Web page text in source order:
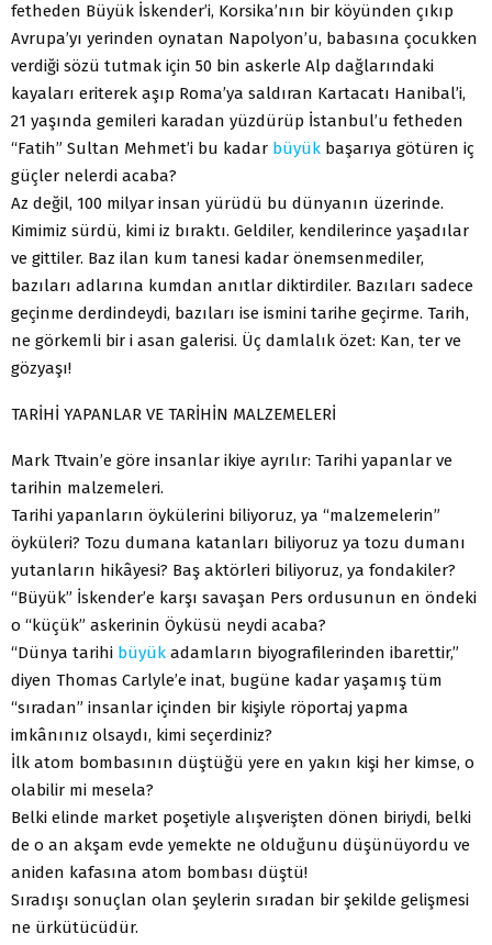
fetheden Büyük İskender’i, Korsika’nın bir köyünden çıkıp
Avrupa’yı yerinden oynatan Napolyon’u, babasına çocukken
verdiği sözü tutmak için 50 bin askerle Alp dağlarındaki
kayaları eriterek aşıp Roma’ya saldıran Kartacatı Hanibal’i,
21 yaşında gemileri karadan yüzdürüp İstanbul’u fetheden
“Fatih” Sultan Mehmet’i bu kadar büyük başarıya götüren iç
güçler nelerdi acaba?
Az değil, 100 milyar insan yürüdü bu dünyanın üzerinde.
Kimimiz sürdü, kimi iz bıraktı. Geldiler, kendilerince yaşadılar
ve gittiler. Baz ilan kum tanesi kadar önemsenmediler,
bazıları adlarına kumdan anıtlar diktirdiler. Bazıları sadece
geçinme derdindeydi, bazıları ise ismini tarihe geçirme. Tarih,
ne görkemli bir i asan galerisi. Üç damlalık özet: Kan, ter ve
gözyaşı!
TARİHİ YAPANLAR VE TARİHİN MALZEMELERİ
Mark Ttvain’e göre insanlar ikiye ayrılır: Tarihi yapanlar ve
tarihin malzemeleri.
Tarihi yapanların öykülerini biliyoruz, ya “malzemelerin”
öyküleri? Tozu dumana katanları biliyoruz ya tozu dumanı
yutanların hikâyesi? Baş aktörleri biliyoruz, ya fondakiler?
“Büyük” İskender’e karşı savaşan Pers ordusunun en öndeki
o “küçük” askerinin Öyküsü neydi acaba?
“Dünya tarihi büyük adamların biyografilerinden ibarettir,”
diyen Thomas Carlyle’e inat, bugüne kadar yaşamış tüm
“sıradan” insanlar içinden bir kişiyle röportaj yapma
imkânınız olsaydı, kimi seçerdiniz?
İlk atom bombasının düştüğü yere en yakın kişi her kimse, o
olabilir mi mesela?
Belki elinde market poşetiyle alışverişten dönen biriydi, belki
de o an akşam evde yemekte ne olduğunu düşünüyordu ve
aniden kafasına atom bombası düştü!
Sıradışı sonuçlan olan şeylerin sıradan bir şekilde gelişmesi
ne ürkütücüdür.